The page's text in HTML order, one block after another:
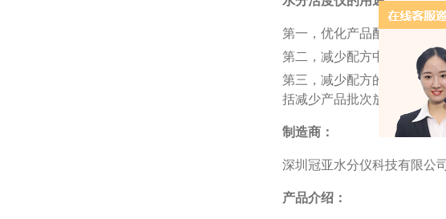
第一，优化产品配方，提高
第二，减少配方中易受化学
第三，减少配方的微生物污
括减少产品批次放行检验和
制造商：
深圳冠亚水分仪科技有限公
产品介绍：